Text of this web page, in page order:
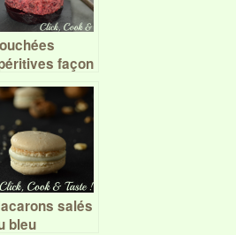
façon
et
– Battle
#36
salés
bleu